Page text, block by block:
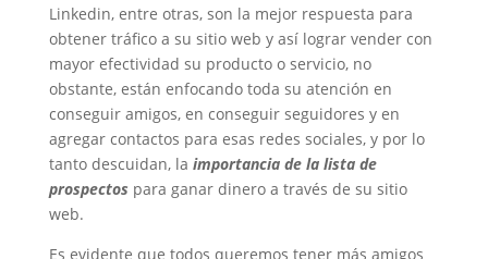
Linkedin, entre otras, son la mejor respuesta para
obtener tráfico a su sitio web y así lograr vender con
mayor efectividad su producto o servicio, no
obstante, están enfocando toda su atención en
conseguir amigos, en conseguir seguidores y en
agregar contactos para esas redes sociales, y por lo
tanto descuidan, la importancia de la lista de
prospectos para ganar dinero a través de su sitio
web.
Es evidente que todos queremos tener más amigos